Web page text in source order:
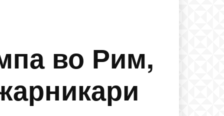
во Рим,